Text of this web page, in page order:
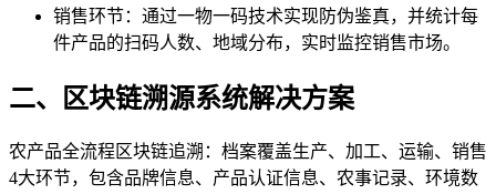
销售环节：通过一物一码技术实现防伪鉴真，并统计每
件产品的扫码人数、地域分布，实时监控销售市场。
二、区块链溯源系统解决方案
农产品全流程区块链追溯：档案覆盖生产、加工、运输、销售
4大环节，包含品牌信息、产品认证信息、农事记录、环境数